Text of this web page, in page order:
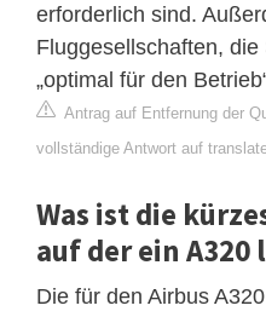
erforderlich sind.
Fluggesellschaften,
„optimal für den
Antrag auf Entfernung der
vollständige Antwort auf
Was ist die
auf der ein A320
Die für den Airbus